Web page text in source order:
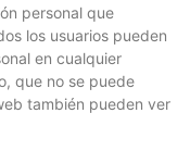
personal que
los usuarios pueden
en cualquier
que no se puede
también pueden ver